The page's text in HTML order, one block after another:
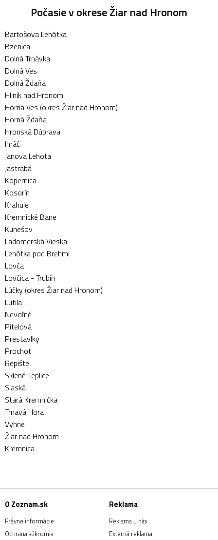
Počasie v okrese Žiar nad Hronom
Bartošova Lehôtka
Bzenica
Dolná Trnávka
Dolná Ves
Dolná Ždaňa
Hliník nad Hronom
Horná Ves (okres Žiar nad Hronom)
Horná Ždaňa
Hronská Dúbrava
Ihráč
Janova Lehota
Jastrabá
Kopernica
Kosorín
Krahule
Kremnické Bane
Kunešov
Ladomerská Vieska
Lehôtka pod Brehmi
Lovča
Lovčica - Trubín
Lúčky (okres Žiar nad Hronom)
Lutila
Nevoľné
Pitelová
Prestavlky
Prochot
Repište
Sklené Teplice
Slaská
Stará Kremnička
Trnavá Hora
Vyhne
Žiar nad Hronom
Kremnica
O Zoznam.sk
Právne informácie
Ochrana súkromia
Reklama
Reklama u nás
Externá reklama